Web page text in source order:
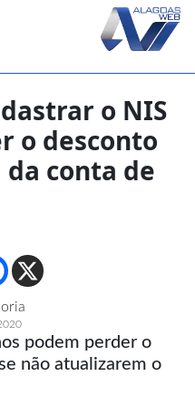
o NIS
o desconto
da conta de
podem perder o
não atualizarem o